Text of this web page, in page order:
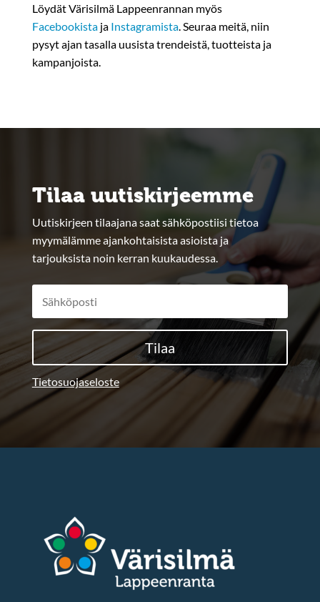
Löydät Värisilmä Lappeenrannan myös
Facebookistaja Instagramista. Seuraa meitä, niin
pysyt ajan tasalla uusista trendeistä, tuotteista ja
kampanjoista.
Tilaa uutiskirjeemme
Uutiskirjeen tilaajana saat sähköpostiisi tietoa
myymälämme ajankohtaisista asioista ja
tarjouksista noin kerran kuukaudessa.
Tilaa
Tietosuojaseloste